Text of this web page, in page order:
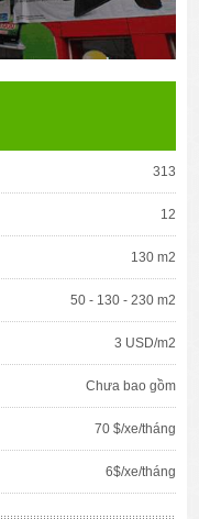
313
12
130 m2
50 - 130 - 230 m2
3 USD/m2
Chưa bao gồm
70 $/xe/tháng
6$/xe/tháng